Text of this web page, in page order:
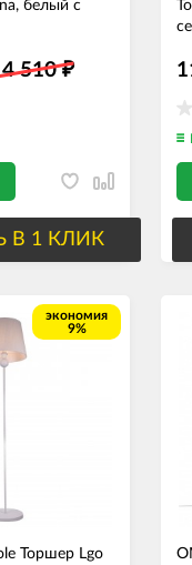
белый с
510₽
В 1 КЛИК
экономия
9%
Торшер Lgo